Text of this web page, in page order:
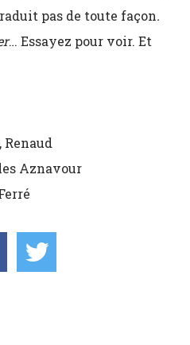
pas de toute façon.
… Essayez pour voir. Et
, Renaud
Aznavour